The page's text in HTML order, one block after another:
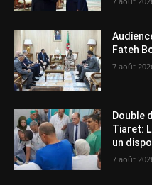
Fateh
7 août
Double
Tiaret:
un
7 août